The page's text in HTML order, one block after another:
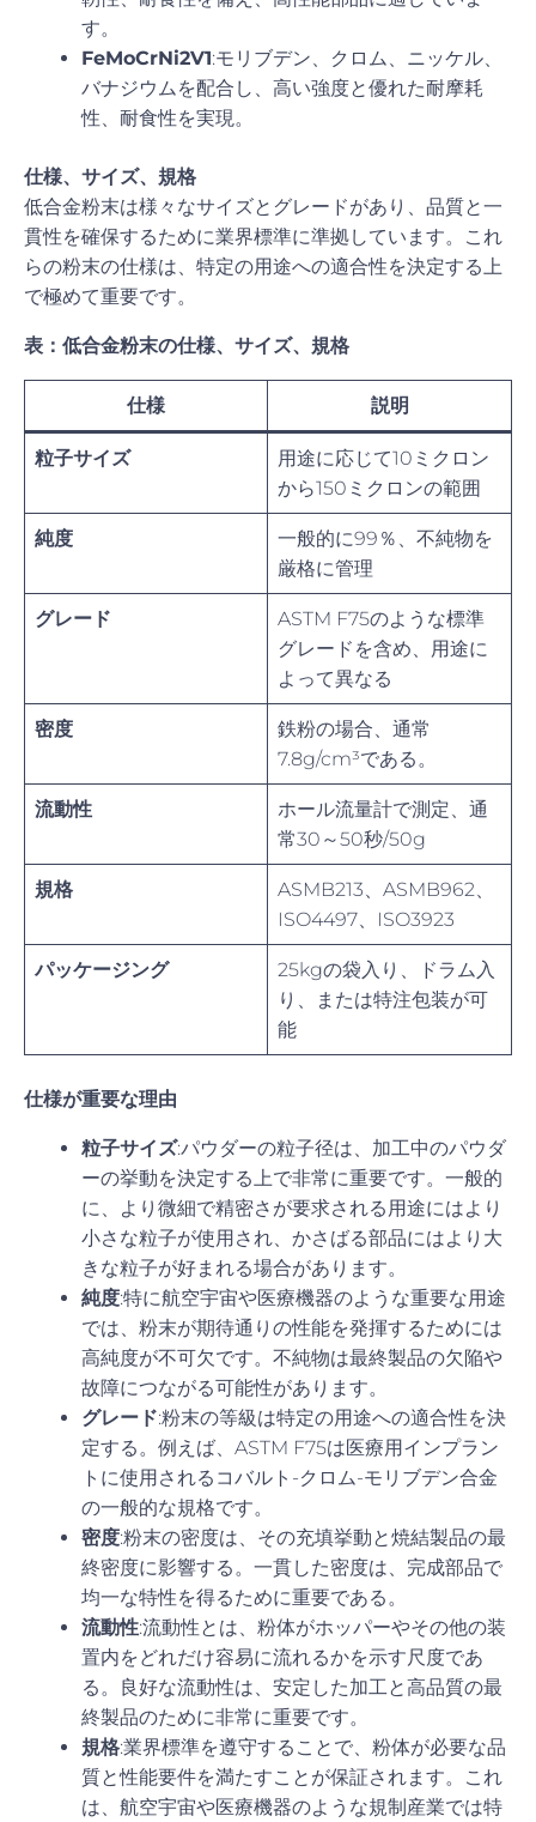
す。
FeMoCrNi2V1:モリブデン、クロム、ニッケル、
バナジウムを配合し、高い強度と優れた耐摩耗
性、耐食性を実現。
仕様、サイズ、規格
低合金粉末は様々なサイズとグレードがあり、品質と一
貫性を確保するために業界標準に準拠しています。これ
らの粉末の仕様は、特定の用途への適合性を決定する上
で極めて重要です。
表：低合金粉末の仕様、サイズ、規格
仕様 説明
粒子サイズ
用途に応じて10ミクロン
から150ミクロンの範囲
純度
一般的に99％、不純物を
厳格に管理
グレード
ASTM F75のような標準
グレードを含め、用途に
よって異なる
密度
鉄粉の場合、通常
7.8g/cm³である。
流動性
ホール流量計で測定、通
常30～50秒/50g
規格
ASMB213、ASMB962、
ISO4497、ISO3923
パッケージング
25kgの袋入り、ドラム入
り、または特注包装が可
能
仕様が重要な理由
粒子サイズ:パウダーの粒子径は、加工中のパウダ
ーの挙動を決定する上で非常に重要です。一般的
に、より微細で精密さが要求される用途にはより
小さな粒子が使用され、かさばる部品にはより大
きな粒子が好まれる場合があります。
純度:特に航空宇宙や医療機器のような重要な用途
では、粉末が期待通りの性能を発揮するためには
高純度が不可欠です。不純物は最終製品の欠陥や
故障につながる可能性があります。
グレード:粉末の等級は特定の用途への適合性を決
定する。例えば、ASTM F75は医療用インプラン
トに使用されるコバルト-クロム-モリブデン合金
の一般的な規格です。
密度:粉末の密度は、その充填挙動と焼結製品の最
終密度に影響する。一貫した密度は、完成部品で
均一な特性を得るために重要である。
流動性:流動性とは、粉体がホッパーやその他の装
置内をどれだけ容易に流れるかを示す尺度であ
る。良好な流動性は、安定した加工と高品質の最
終製品のために非常に重要です。
規格:業界標準を遵守することで、粉体が必要な品
質と性能要件を満たすことが保証されます。これ
は、航空宇宙や医療機器のような規制産業では特